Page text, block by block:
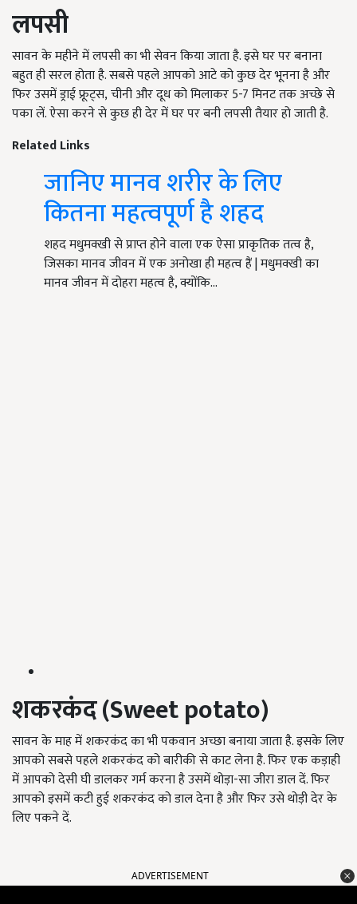
लपसी
सावन के महीने में लपसी का भी सेवन किया जाता है. इसे घर पर बनाना
बहुत ही सरल होता है. सबसे पहले आपको आटे को कुछ देर भूनना है और
फिर उसमें ड्राई फ्रूट्स, चीनी और दूध को मिलाकर 5-7मिनट तक अच्छे से
पका लें. ऐसा करने से कुछ ही देर में घर पर बनी लपसी तैयार हो जाती है.
Related Links
जानिए मानव शरीर के लिए
कितना महत्वपूर्ण है शहद
शहद मधुमक्खी से प्राप्त होने वाला एक ऐसा प्राकृतिक तत्व है,
जिसका मानव जीवन में एक अनोखा ही महत्व हैं | मधुमक्खी का
मानव जीवन में दोहरा महत्व है, क्योंकि…
शकरकंद(Sweet potato)
सावन के माह में शकरकंद का भी पकवान अच्छा बनाया जाता है. इसके लिए
आपको सबसे पहले शकरकंद को बारीकी से काट लेना है. फिर एक कड़ाही
में आपको देसी घी डालकर गर्म करना है उसमें थोड़ा-सा जीरा डाल दें. फिर
आपको इसमें कटी हुई शकरकंद को डाल देना है और फिर उसे थोड़ी देर के
लिए पकने दें.
ADVERTISEMENT